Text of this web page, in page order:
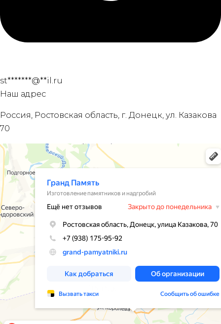
st*******@**il.ru
Наш адрес
Россия, Ростовская область, г. Донецк, ул. Казакова
70